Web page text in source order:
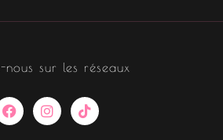
nous sur les réseaux
F
a
c
I
n
s
T
i
k